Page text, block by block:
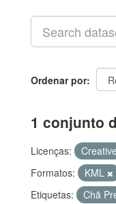
Ordenar por
1 conjunto
Licenças:
Formatos:
KML
Etiquetas:
Chã